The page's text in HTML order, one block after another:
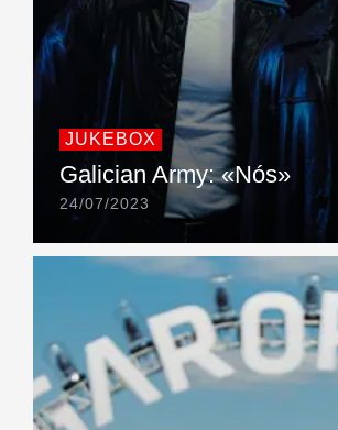
JUKEBOX
Galician Army: «Nós»
24/07/2023